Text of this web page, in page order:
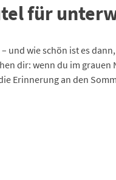
für
und wie schön ist es
dir: wenn du im grauen
Erinnerung an den